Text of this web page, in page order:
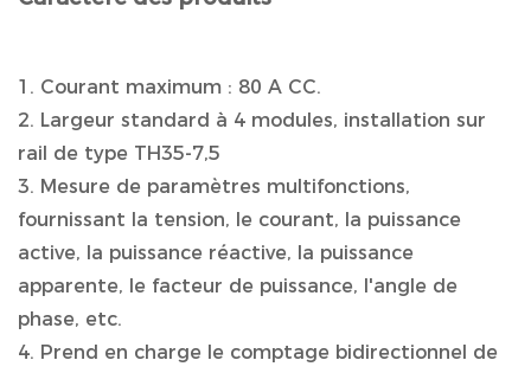
1. Courant maximum : 80 A CC.
2. Largeur standard à 4 modules, installation sur
rail de type TH35-7,5
3. Mesure de paramètres multifonctions,
fournissant la tension, le courant, la puissance
active, la puissance réactive, la puissance
apparente, le facteur de puissance, l'angle de
phase, etc.
4. Prend en charge le comptage bidirectionnel de